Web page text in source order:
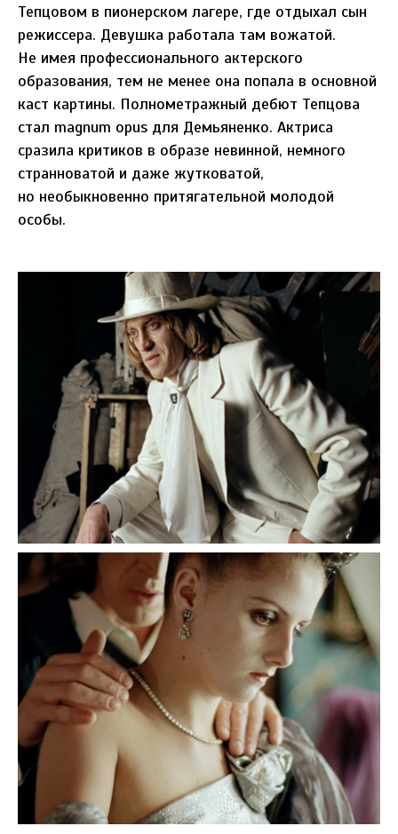
Тепцовом в пионерском лагере, где отдыхал сын
режиссера. Девушка работала там вожатой.
Не имея профессионального актерского
образования, тем не менее она попала в основной
каст картины. Полнометражный дебют Тепцова
стал magnum opus для Демьяненко. Актриса
сразила критиков в образе невинной, немного
странноватой и даже жутковатой,
но необыкновенно притягательной молодой
особы.